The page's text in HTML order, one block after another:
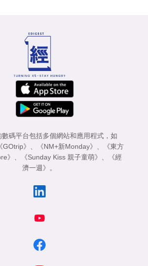
數碼平台包括多個網站和應用程式，如
《GOtrip》 、 《NM+新Monday》 、
《東方
》 、 《Sunday Kiss 親子童萌》 、
《經
濟一週》 。